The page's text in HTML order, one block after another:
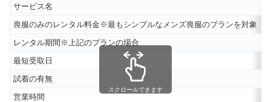
サービス名
喪服のみのレンタル料金※最もシンプルなメンズ喪服のプランを対象
レンタル期間※上記のプランの場合
最短受取日
試着の有無
営業時間
スクロールできます